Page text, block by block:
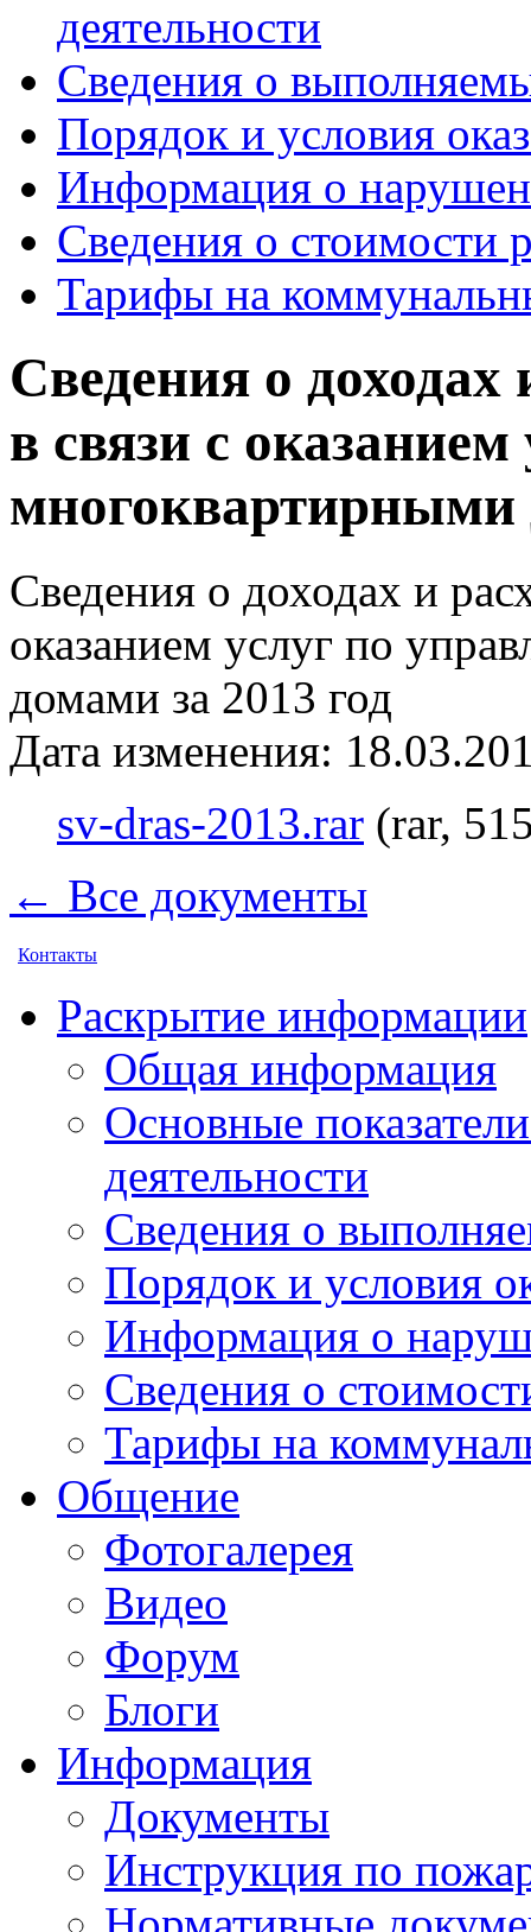
деятельности
Сведения о
Порядок и условия
Информация о
Сведения о стоимости
Тарифы на
Сведения о доходах
в связи с
многоквартирными
Сведения о доходах и
оказанием услуг по
домами за 2013 год
Дата изменения:
sv-dras-2013.rar (rar,
← Все документы
Контакты
Раскрытие информации
Общая информация
Основные
деятельности
Сведения о
Порядок и условия
Информация о
Сведения о
Тарифы на
Общение
Фотогалерея
Видео
Форум
Блоги
Информация
Документы
Инструкция по